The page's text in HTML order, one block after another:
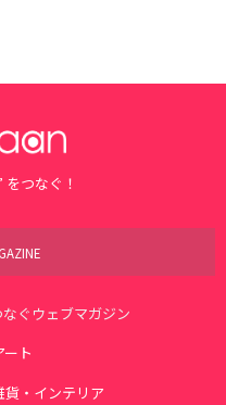
をつなぐ！
ぐウェブマガジン
ート
貨・インテリア